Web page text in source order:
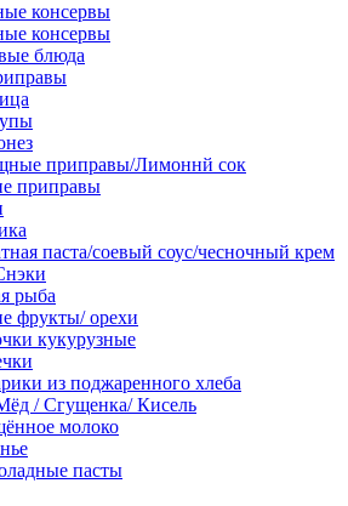
консервы
консервы
блюда
приправы/Лимоннй сок
приправы
паста/соевый соус/чесночный крем
рыба
фрукты/ орехи
кукурузные
из поджаренного хлеба
/ Сгущенка/ Кисель
молоко
пасты